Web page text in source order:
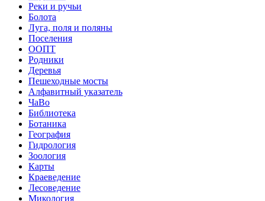
Реки и ручьи
Болота
Луга, поля и поляны
Поселения
ООПТ
Родники
Деревья
Пешеходные мосты
Алфавитный указатель
ЧаВо
Библиотека
Ботаника
География
Гидрология
Зоология
Карты
Краеведение
Лесоведение
Микология